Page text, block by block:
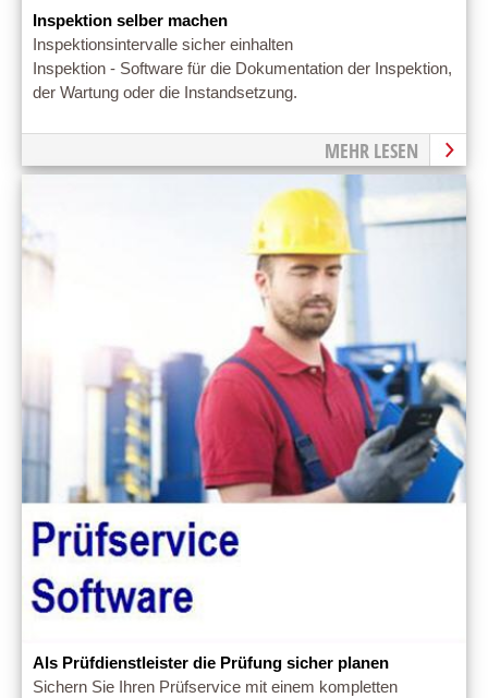
Inspektion selber machen
Inspektionsintervalle sicher einhalten
Inspektion - Software für die Dokumentation der Inspektion,
der Wartung oder die Instandsetzung.
MEHR LESEN
Als Prüfdienstleister die Prüfung sicher planen
Sichern Sie Ihren Prüfservice mit einem kompletten